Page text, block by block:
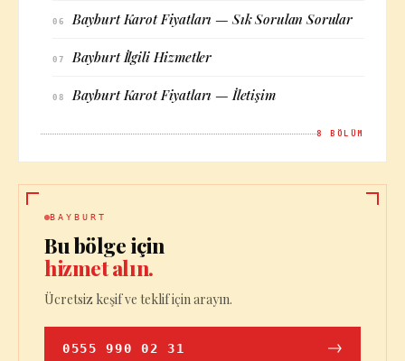
06 Bayburt Karot Fiyatları — Sık Sorulan Sorular
07 Bayburt İlgili Hizmetler
08 Bayburt Karot Fiyatları — İletişim
8 BÖLÜM
BAYBURT
Bu bölge için
hizmet alın.
Ücretsiz keşif ve teklif için arayın.
0555 990 02 31